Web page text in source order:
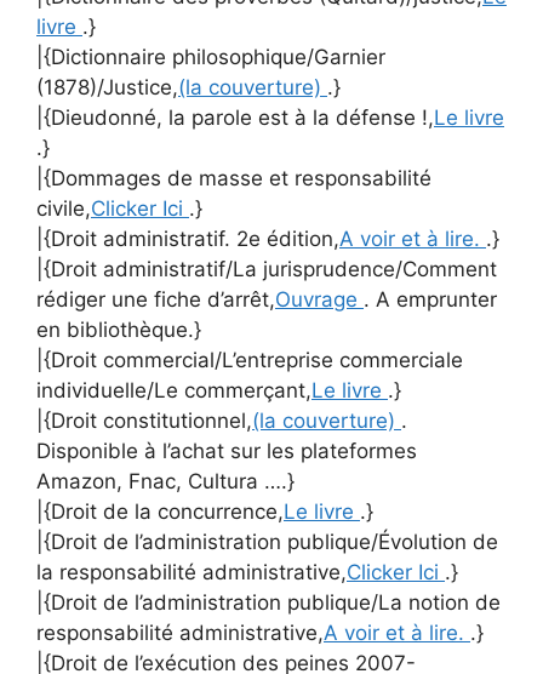
livre .}
|{Dictionnaire philosophique/Garnier
(1878)/Justice,(la couverture) .}
|{Dieudonné, la parole est à la défense !,Le livre
.}
|{Dommages de masse et responsabilité
civile,Clicker Ici .}
|{Droit administratif. 2e édition,A voir et à lire. .}
|{Droit administratif/La jurisprudence/Comment
rédiger une fiche d’arrêt,Ouvrage . A emprunter
en bibliothèque.}
|{Droit commercial/L’entreprise commerciale
individuelle/Le commerçant,Le livre .}
|{Droit constitutionnel,(la couverture) .
Disponible à l’achat sur les plateformes
Amazon, Fnac, Cultura ….}
|{Droit de la concurrence,Le livre .}
|{Droit de l’administration publique/Évolution de
la responsabilité administrative,Clicker Ici .}
|{Droit de l’administration publique/La notion de
responsabilité administrative,A voir et à lire. .}
|{Droit de l’exécution des peines 2007-